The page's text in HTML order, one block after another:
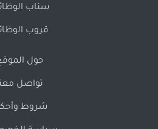
سناب
قروب
حول
تواصل
شروط